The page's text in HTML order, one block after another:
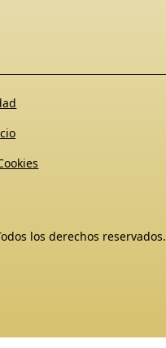
los derechos reservados.